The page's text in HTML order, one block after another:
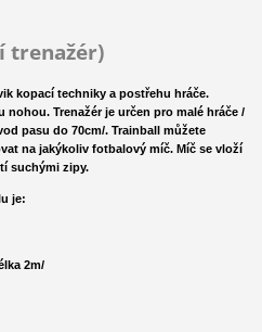
kopací techniky a postřehu hráče.
nohou. Trenažér je určen pro malé hráče /
pasu do 70cm/. Trainball můžete
na jakýkoliv fotbalový míč. Míč se vloží
suchými zipy.
je:
2m/